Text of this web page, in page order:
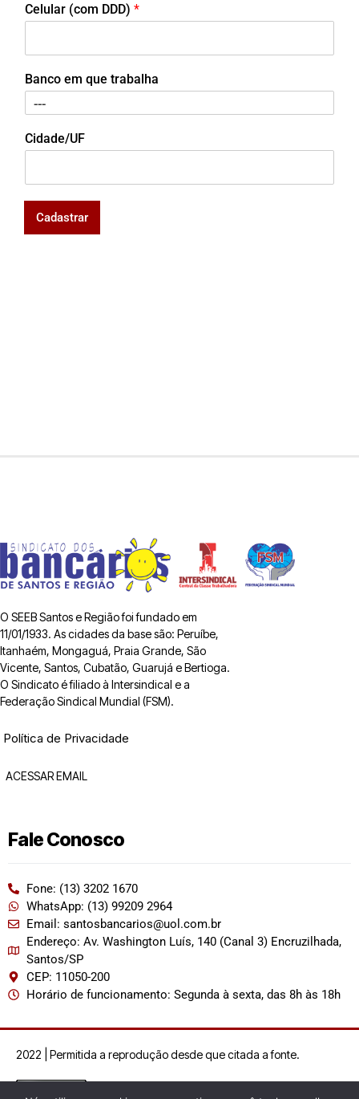
Celular (com DDD) *
Banco em que trabalha
Cidade/UF
Cadastrar
O SEEB Santos e Região foi fundado em
11/01/1933. As cidades da base são: Peruíbe,
Itanhaém, Mongaguá, Praia Grande, São
Vicente, Santos, Cubatão, Guarujá e Bertioga.
O Sindicato é filiado à Intersindical e a
Federação Sindical Mundial (FSM).
Política de Privacidade
ACESSAR EMAIL
Fale Conosco
Fone: (13) 3202 1670
WhatsApp: (13) 99209 2964
Email: santosbancarios@uol.com.br
Endereço: Av. Washington Luís, 140 (Canal 3) Encruzilhada,
Santos/SP
CEP: 11050-200
Horário de funcionamento: Segunda à sexta, das 8h às 18h
2022 | Permitida a reprodução desde que citada a fonte.